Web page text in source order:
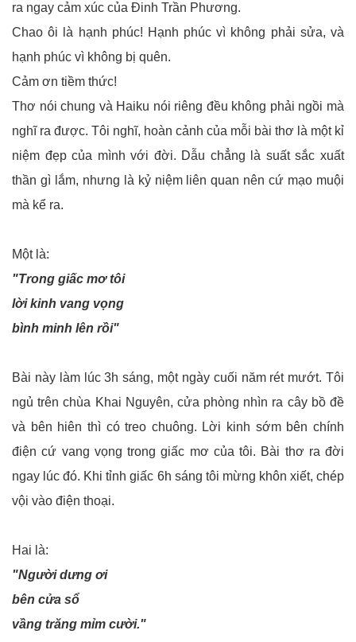
ra ngay cảm xúc của Đinh Trần Phương.
Chao ôi là hạnh phúc! Hạnh phúc vì không phải sửa, và
hạnh phúc vì không bị quên.
Cảm ơn tiềm thức!
Thơ nói chung và Haiku nói riêng đều không phải ngồi mà
nghĩ ra được. Tôi nghĩ, hoàn cảnh của mỗi bài thơ là một kỉ
niệm đẹp của mình với đời. Dẫu chẳng là suất sắc xuất
thần gì lắm, nhưng là kỷ niệm liên quan nên cứ mạo muội
mà kể ra.
Một là:
"Trong giấc mơ tôi
lời kinh vang vọng
bình minh lên rồi"
Bài này làm lúc 3h sáng, một ngày cuối năm rét mướt. Tôi
ngủ trên chùa Khai Nguyên, cửa phòng nhìn ra cây bồ đề
và bên hiên thì có treo chuông. Lời kinh sớm bên chính
điện cứ vang vọng trong giấc mơ của tôi. Bài thơ ra đời
ngay lúc đó. Khi tỉnh giấc 6h sáng tôi mừng khôn xiết, chép
vội vào điện thoại.
Hai là:
"Người dưng ơi
bên cửa sổ
vầng trăng mỉm cười."